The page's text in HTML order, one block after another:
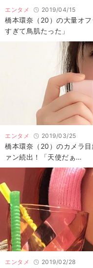
エンタメ 2019/04/15
橋本環奈（20）の大量オ
すぎて鳥肌たった」
エンタメ 2019/03/25
橋本環奈（20）のカメラ
ァン続出！「天使だぁ…
エンタメ 2019/02/28